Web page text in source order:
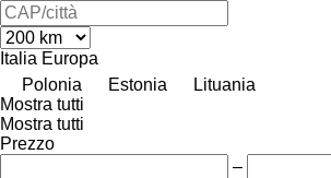
Italia Europa
Polonia
Estonia
Lituania
Mostra tutti
Mostra tutti
Prezzo
–